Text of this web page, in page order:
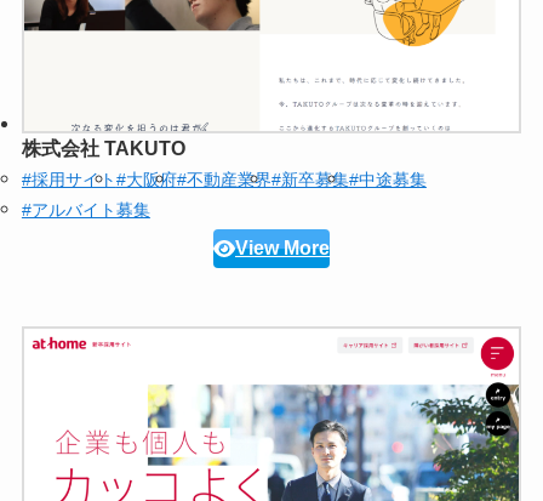
株式会社 TAKUTO
#採用サイト#大阪府#不動産業界#新卒募集#中途募集
#アルバイト募集
View More